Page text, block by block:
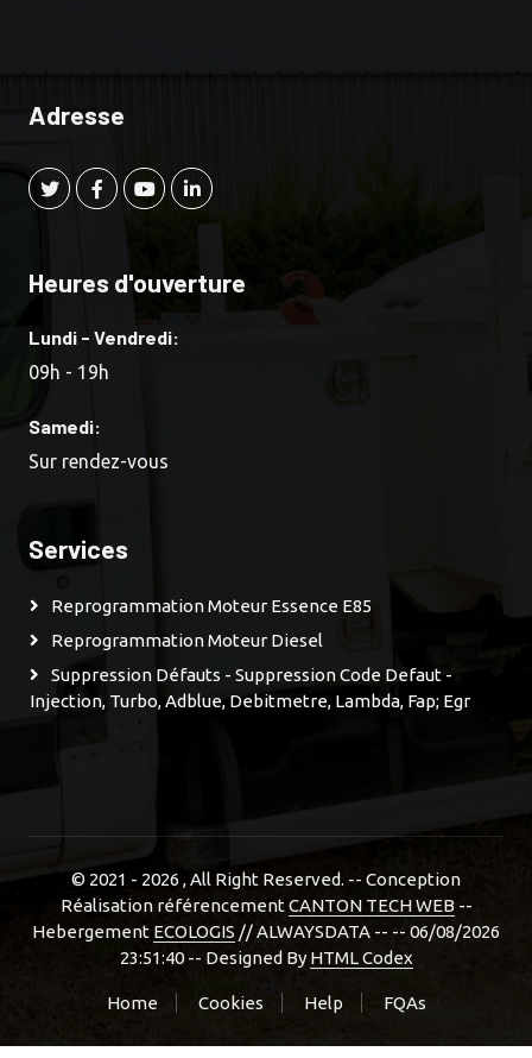
Adresse
Heures d'ouverture
Lundi - Vendredi:
09h - 19h
Samedi:
Sur rendez-vous
Services
Reprogrammation Moteur Essence E85
Reprogrammation Moteur Diesel
Suppression Défauts - Suppression Code Defaut -
Injection, Turbo, Adblue, Debitmetre, Lambda, Fap; Egr
© 2021 - 2026 , All Right Reserved. -- Conception
Réalisation référencementCANTON TECH WEB--
Hebergement ECOLOGIS // ALWAYSDATA -- -- 06/08/2026
23:51:40 -- Designed By HTML Codex
Home Cookies Help FQAs